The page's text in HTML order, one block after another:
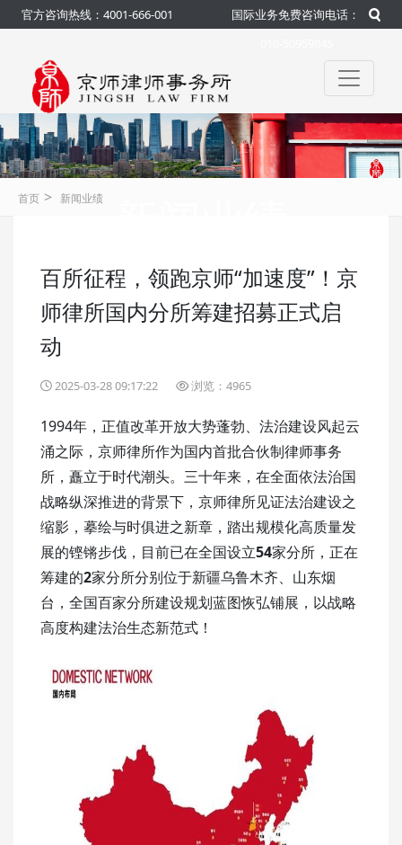
官方咨询热线：4001-666-001
国际业务免费咨询电话：
官方 咨询热线：4001-666-001
首页 > 新闻业绩
百所征程，领跑京师“加速度”！京
师律所国内分所筹建招募正式启
动
2025-03-28 09:17:22 浏览：4965
1994年，正值改革开放大势蓬勃、法治建设风起云
涌之际，京师律所作为国内首批合伙制律师事务
所，矗立于时代潮头。三十年来，在全面依法治国
战略纵深推进的背景下，京师律所见证法治建设之
缩影，摹绘与时俱进之新章，踏出规模化高质量发
展的铿锵步伐，目前已在全国设立54家分所，正在
筹建的2家分所分别位于新疆乌鲁木齐、山东烟
台，全国百家分所建设规划蓝图恢弘铺展，以战略
高度构建法治生态新范式！